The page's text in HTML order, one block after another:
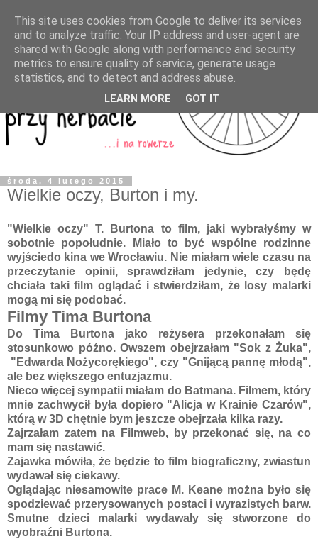
środa, 4 lutego 2015
Wielkie oczy, Burton i my.
"Wielkie oczy" T. Burtona to film, jaki wybrałyśmy w
sobotnie popołudnie. Miało to być wspólne rodzinne
wyjściedo kina we Wrocławiu. Nie miałam wiele czasu na
przeczytanie opinii, sprawdziłam jedynie, czy będę
chciała taki film oglądać i stwierdziłam, że losy malarki
mogą mi się podobać.
Filmy Tima Burtona
Do Tima Burtona jako reżysera przekonałam się
stosunkowo późno. Owszem obejrzałam "Sok z Żuka",
"Edwarda Nożycorękiego", czy "Gnijącą pannę młodą",
ale bez większego entuzjazmu.
Nieco więcej sympatii miałam do Batmana. Filmem, który
mnie zachwycił była dopiero "Alicja w Krainie Czarów",
którą w 3D chętnie bym jeszcze obejrzała kilka razy.
Zajrzałam zatem na Filmweb, by przekonać się, na co
mam się nastawić.
Zajawka mówiła, że będzie to film biograficzny, zwiastun
wydawał się ciekawy.
Oglądając niesamowite prace M. Keane można było się
spodziewać przerysowanych postaci i wyrazistych barw.
Smutne dzieci malarki wydawały się stworzone do
wyobraźni Burtona.
This site uses cookies from Google to deliver its services
and to analyze traffic. Your IP address and user-agent are
shared with Google along with performance and security
metrics to ensure quality of service, generate usage
statistics, and to detect and address abuse.
LEARN MORE GOT IT